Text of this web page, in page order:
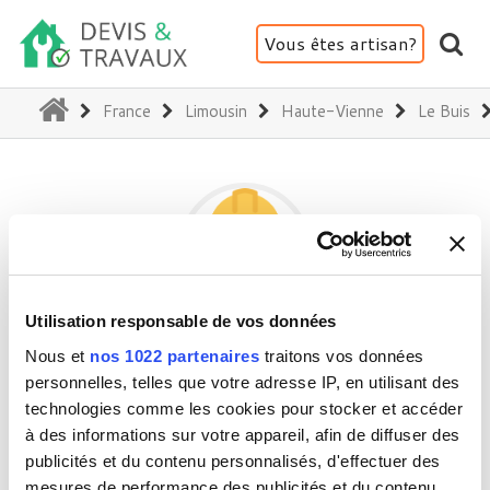
Utilisation responsable de vos données
Nous et nos 1022 partenaires traitons vos données
personnelles, telles que votre adresse IP, en utilisant des
technologies comme les cookies pour stocker et accéder
à des informations sur votre appareil, afin de diffuser des
publicités et du contenu personnalisés, d'effectuer des
Vous êtes artisan?
(current)
France Limousin Haute-Vienne Le Buis
THAL SERVICE
87140 Le Buis
Activité(s) : Plomberie